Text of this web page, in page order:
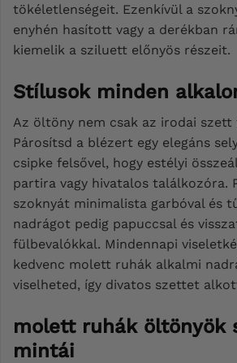
tökéletlenségeit. Ezenkívül a
enyhén hasított vagy a derékban
kiemelik a sziluett előnyös részeit.
Stílusok minden
Az öltöny nem csak az irodai szett
Párosítsd a blézert egy elegáns
csipke felsővel, hogy estélyi
partira vagy hivatalos találkozóra.
szoknyát minimalista garbóval és
nadrágot pedig papuccsal és
fülbevalókkal. Mindennapi
kedvenc molett ruhák alkalmi
viselheted, így divatos szettet
molett ruhák öltönyök
mintái